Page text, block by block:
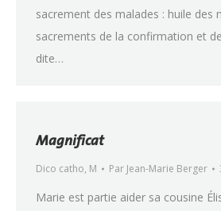
sacrement des malades : huile des
sacrements de la confirmation et
dite…
Magnificat
Dico catho, M Par Jean-Marie Berger
Marie est partie aider sa cousine